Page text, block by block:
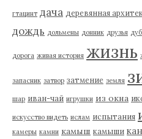
гтацинт дача деревянная
дождь дольмены донник друзья дуб
дорога живая история жизнь
запасник затвор затмение земля
шар иван-чай игрушки из окна
искусство видеть ислам испытания
камеры камни камыш камыши